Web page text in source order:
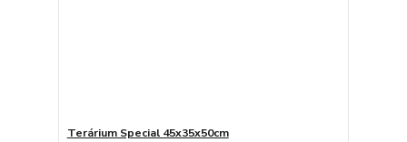
Terárium Special 45x35x50cm